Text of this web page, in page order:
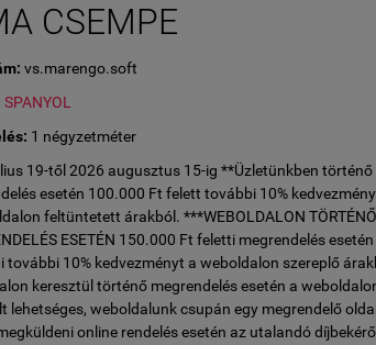
CSEMPE
vs.marengo.soft
SPANYOL
1 négyzetméter
19-től 2026 augusztus 15-ig **Üzletünkben történő
esetén 100.000 Ft felett további 10%
feltüntetett árakból. ***WEBOLDALON TÖRTÉNŐ
ESETÉN 150.000 Ft feletti megrendelés
további 10% kedvezményt a weboldalon szereplő
keresztül történő megrendelés esetén a
lehetséges, weboldalunk csupán egy megrendelő
online rendelés esetén az utalandó